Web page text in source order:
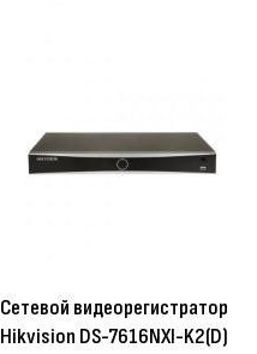
Сетевой видеорегистратор
Hikvision DS-7616NXI-K2(D)